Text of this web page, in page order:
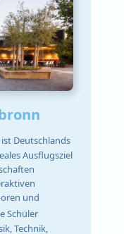
Deutschlands
Ausflugsziel
und
Schüler
Technik,